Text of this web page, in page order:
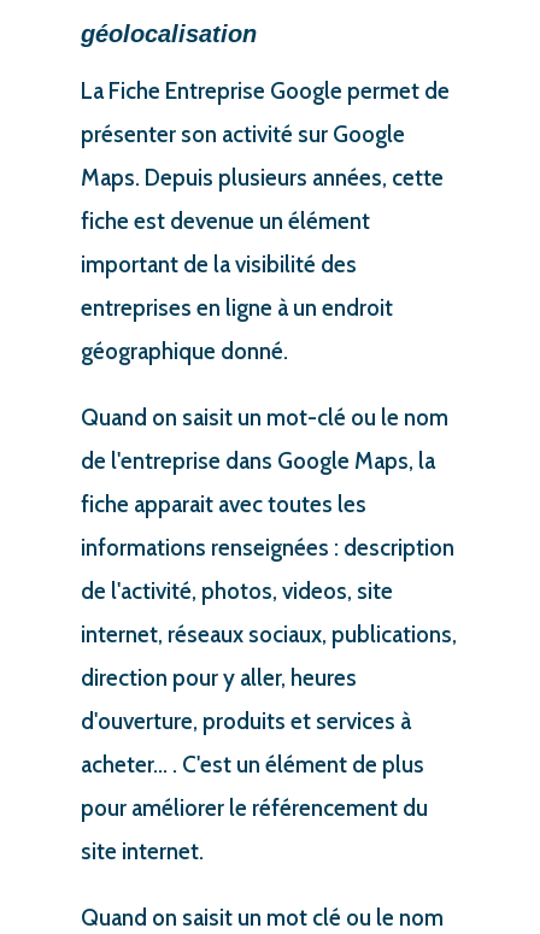
géolocalisation
La Fiche Entreprise Google permet de
présenter son activité sur Google
Maps. Depuis plusieurs années, cette
fiche est devenue un élément
important de la visibilité des
entreprises en ligne à un endroit
géographique donné.
Quand on saisit un mot-clé ou le nom
de l'entreprise dans Google Maps, la
fiche apparait avec toutes les
informations renseignées : description
de l'activité, photos, videos, site
internet, réseaux sociaux, publications,
direction pour y aller, heures
d'ouverture, produits et services à
acheter... . C'est un élément de plus
pour améliorer le référencement du
site internet.
Quand on saisit un mot clé ou le nom